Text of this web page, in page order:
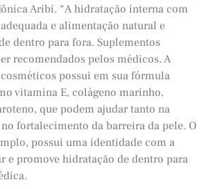
Aribi. “A hidratação interna com
e alimentação natural e
dentro para fora. Suplementos
recomendados pelos médicos. A
possui em sua fórmula
vitamina E, colágeno marinho,
que podem ajudar tanto na
fortalecimento da barreira da pele. O
possui uma identidade com a
e promove hidratação de dentro para